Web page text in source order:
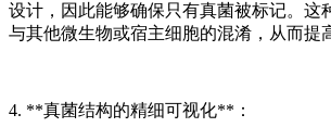
设计，因此能够确保只有真菌被标记。这
与其他微生物或宿主细胞的混淆，从而提
4. **真菌结构的精细可视化**：